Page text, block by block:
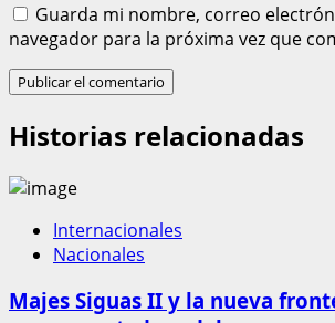
Guarda mi nombre, correo
navegador para la próxima vez que
Historias relacionadas
Internacionales
Nacionales
Majes Siguas II y la nueva